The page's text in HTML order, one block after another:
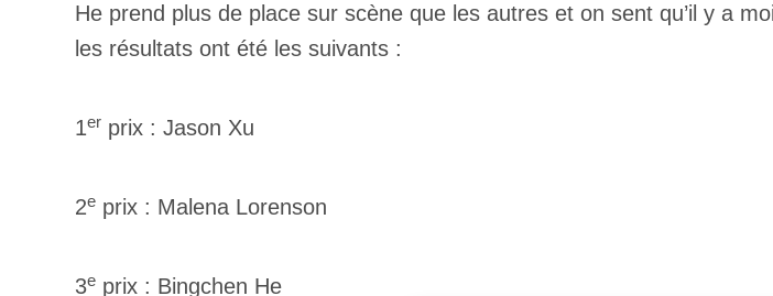
He prend plus de place sur scène que les autres et on sent qu’il y a
les résultats ont été les suivants :
1er prix : Jason Xu
2e prix : Malena Lorenson
3e prix : Bingchen He